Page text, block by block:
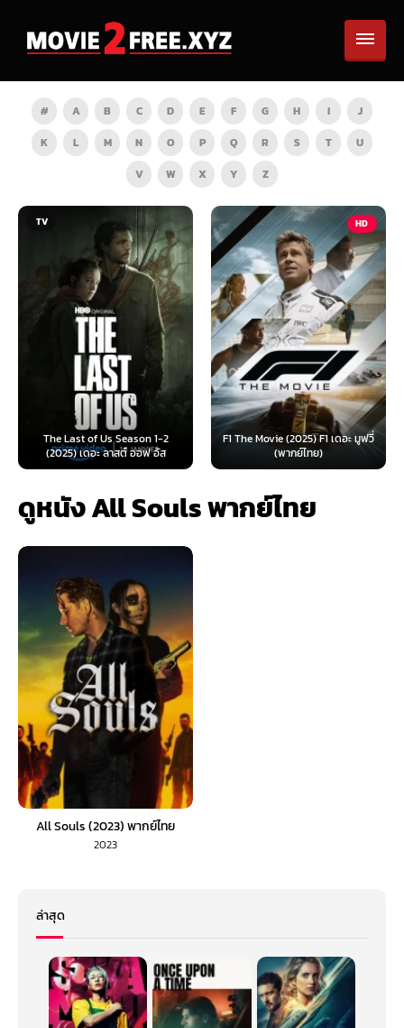
# A B C D E F G H I
J
K
L M N O P Q R S T
U
V
W X Y Z
Last of Us Season 1-2
เดอะ ลาสต์ ออฟ อัส
HD
F1 The Movie (2025) F1 เดอะ มูฟวี่
Furiosa:
ดูหนัง All Souls พากย์ไทย
All Souls (2023) พากย์ไทย
2023
ล่าสุด